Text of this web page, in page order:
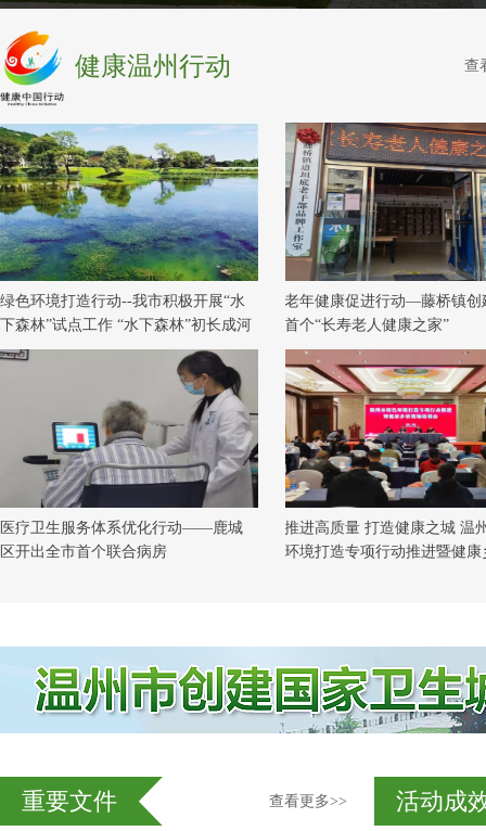
5
查
健康温州行动
绿色环境打造行动--我市积极开展“水
下森林”试点工作 “水下森林”初长成河
道生态焕生机
老年健康促进行动—藤桥镇创
首个“长寿老人健康之家”
医疗卫生服务体系优化行动——鹿城
区开出全市首个联合病房
推进高质量 打造健康之城 温
环境打造专项行动推进暨健康
查看更多>>
重要文件 活动成